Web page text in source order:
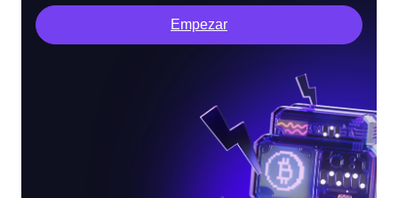
Empezar